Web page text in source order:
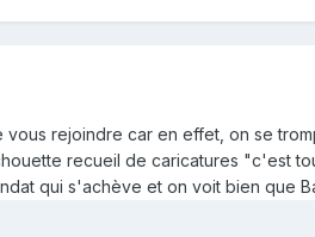
vous rejoindre car en effet, on se
recueil de caricatures "c'est
qui s'achève et on voit bien que